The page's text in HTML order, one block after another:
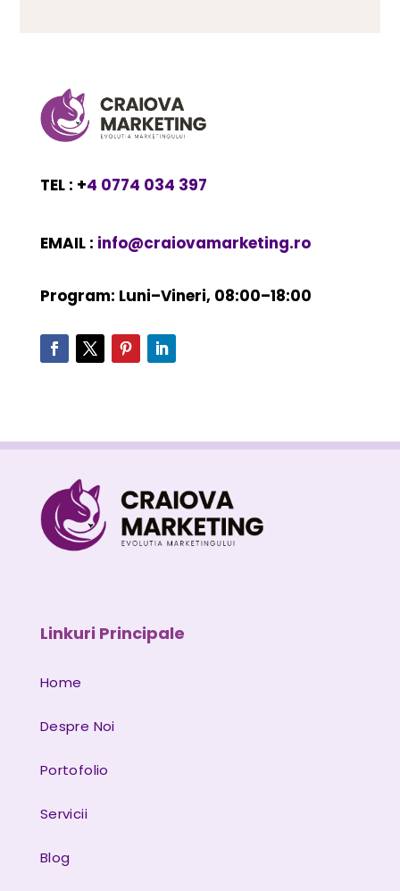
TEL : +4 0774 034 397
EMAIL : info@craiovamarketing.ro
Program: Luni–Vineri, 08:00–18:00
Linkuri Principale
Home
Despre Noi
Portofolio
Servicii
Blog